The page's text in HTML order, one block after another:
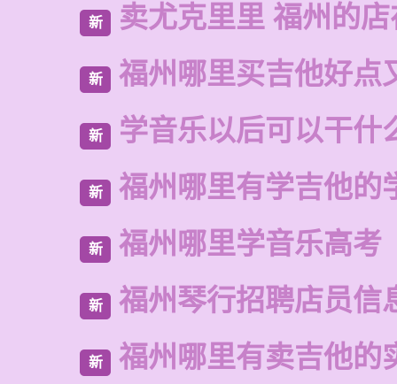
新 卖尤克里里 福州的
新 福州哪里买吉他好点
新 学音乐以后可以干什
新 福州哪里有学吉他的
新 福州哪里学音乐高考
新 福州琴行招聘店员信
新 福州哪里有卖吉他的